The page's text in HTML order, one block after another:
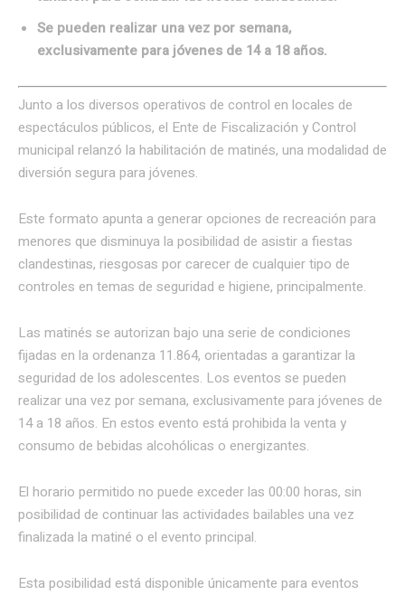
Se pueden realizar una vez por semana,
exclusivamente para jóvenes de 14 a 18 años.
Junto a los diversos operativos de control en locales de
espectáculos públicos, el Ente de Fiscalización y Control
municipal relanzó la habilitación de matinés, una modalidad de
diversión segura para jóvenes.
Este formato apunta a generar opciones de recreación para
menores que disminuya la posibilidad de asistir a fiestas
clandestinas, riesgosas por carecer de cualquier tipo de
controles en temas de seguridad e higiene, principalmente.
Las matinés se autorizan bajo una serie de condiciones
fijadas en la ordenanza 11.864, orientadas a garantizar la
seguridad de los adolescentes. Los eventos se pueden
realizar una vez por semana, exclusivamente para jóvenes de
14 a 18 años. En estos evento está prohibida la venta y
consumo de bebidas alcohólicas o energizantes.
El horario permitido no puede exceder las 00:00 horas, sin
posibilidad de continuar las actividades bailables una vez
finalizada la matiné o el evento principal.
Esta posibilidad está disponible únicamente para eventos